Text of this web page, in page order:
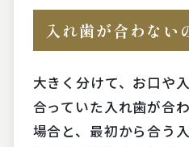
入れ歯が合わない
大きく分けて、お口や
合っていた入れ歯が合
場合と、最初から合う